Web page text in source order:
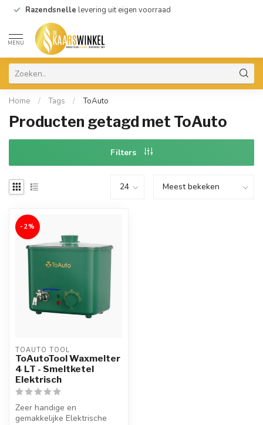
Razendsnelle levering uit eigen voorraad
MENU
Home / Tags / ToAuto
Producten getagd met ToAuto
Filters
-2%
TOAUTO TOOL
ToAutoTool Waxmelter
4 LT - Smeltketel
Elektrisch
Zeer handige en
gemakkelijke Elektrische